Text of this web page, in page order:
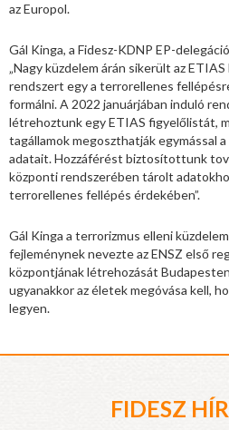
az Europol.
Gál Kinga, a Fidesz-KDNP EP-
„Nagy küzdelem árán sikerült az
rendszert egy a terrorellenes
formálni. A 2022 januárjában induló
létrehoztunk egy ETIAS figyelőlistát,
tagállamok megoszthatják egymással
adatait. Hozzáférést biztosítottunk
központi rendszerében tárolt
terrorellenes fellépés érdekében”.
Gál Kinga a terrorizmus elleni
fejleménynek nevezte az ENSZ első
központjának létrehozását
ugyanakkor az életek megóvása kell,
legyen.
FIDESZ